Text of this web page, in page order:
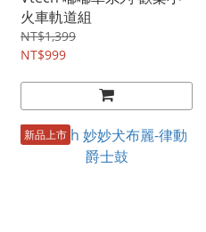
火車軌道組
NT$1,399
NT$999
新品上市